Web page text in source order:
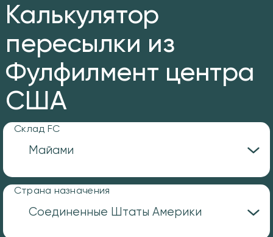
Калькулятор
пересылки из
Фулфилмент центра
США
Склад FC
Страна назначения